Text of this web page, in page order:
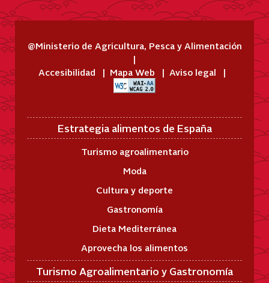
@Ministerio de Agricultura, Pesca y Alimentación
Accesibilidad Mapa Web Aviso legal
Estrategia alimentos de España
Turismo agroalimentario
Moda
Cultura y deporte
Gastronomía
Dieta Mediterránea
Aprovecha los alimentos
Turismo Agroalimentario y Gastronomía